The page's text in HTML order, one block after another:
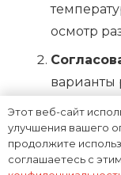
осмотр
варианты
работ.
Ремонт:
Этот веб-сайт
улучшения вашего
продолжите
соглашаетесь с этим.